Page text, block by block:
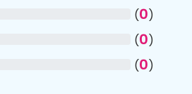
(0)
(0)
(0)